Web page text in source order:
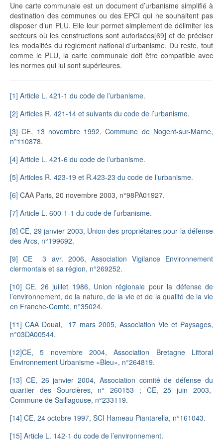
Une carte communale est un document d’urbanisme simplifié à
destination des communes ou des EPCI qui ne souhaitent pas
disposer d’un PLU. Elle leur permet simplement de délimiter les
secteurs où les constructions sont autorisées[69] et de préciser
les modalités du règlement national d’urbanisme. Du reste, tout
comme le PLU, la carte communale doit être compatible avec
les normes qui lui sont supérieures.
[1] Article L. 421-1 du code de l’urbanisme.
[2] Articles R. 421-14 et suivants du code de l’urbanisme.
[3] CE, 13 novembre 1992, Commune de Nogent-sur-Marne,
n°110878.
[4] Article L. 421-6 du code de l’urbanisme.
[5] Articles R. 423-19 et R.423-23 du code de l’urbanisme.
[6] CAA Paris, 20 novembre 2003, n°98PA01927.
[7] Article L. 600-1-1 du code de l’urbanisme.
[8] CE, 29 janvier 2003, Union des propriétaires pour la défense
des Arcs, n°199692.
[9] CE 3 avr. 2006, Association Vigilance Environnement
clermontais et sa région, n°269252.
[10] CE, 26 juillet 1986, Union régionale pour la défense de
l’environnement, de la nature, de la vie et de la qualité de la vie
en Franche-Comté, n°35024.
[11] CAA Douai, 17 mars 2005, Association Vie et Paysages,
n°03DA00544.
[12]CE, 5 novembre 2004, Association Bretagne Littoral
Environnement Urbanisme «Bleu», n°264819.
[13] CE, 26 janvier 2004, Association comité de défense du
quartier des Sourcières, n° 260153 ; CE, 25 juin 2003,
Commune de Saillagouse, n°233119.
[14] CE, 24 octobre 1997, SCI Hameau Piantarella, n°161043.
[15] Article L. 142-1 du code de l’environnement.